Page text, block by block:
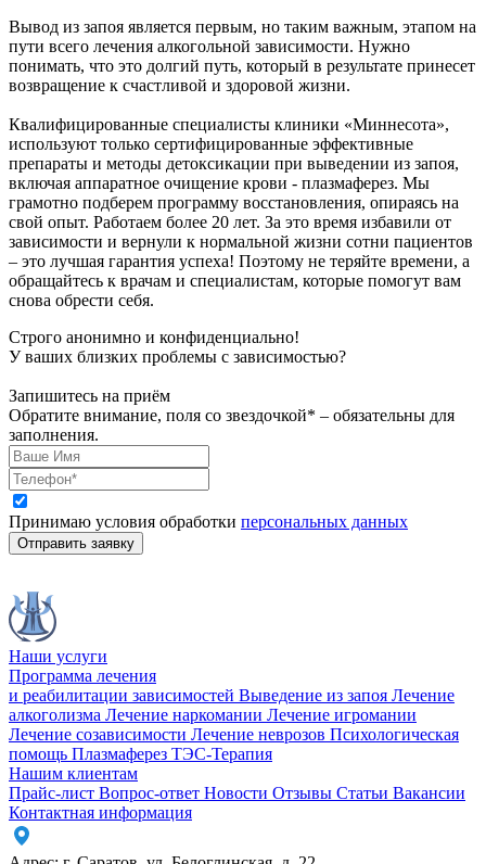
Вывод из запоя является первым, но таким важным, этапом на
пути всего лечения алкогольной зависимости. Нужно
понимать, что это долгий путь, который в результате принесет
возвращение к счастливой и здоровой жизни.
Квалифицированные специалисты клиники «Миннесота»,
используют только сертифицированные эффективные
препараты и методы детоксикации при выведении из запоя,
включая аппаратное очищение крови - плазмаферез. Мы
грамотно подберем программу восстановления, опираясь на
свой опыт. Работаем более 20 лет. За это время избавили от
зависимости и вернули к нормальной жизни сотни пациентов
– это лучшая гарантия успеха! Поэтому не теряйте времени, а
обращайтесь к врачам и специалистам, которые помогут вам
снова обрести себя.
Строго анонимно и конфиденциально!
У ваших близких проблемы с зависимостью?
Запишитесь на приём
Обратите внимание, поля со звездочкой* – обязательны для
заполнения.
Принимаю условия обработки персональных данных
Отправить заявку
Наши услуги
Программа лечения
и реабилитации зависимостей Выведение из запоя Лечение
алкоголизма Лечение наркомании Лечение игромании
Лечение созависимости Лечение неврозов Психологическая
помощь Плазмаферез ТЭС-Терапия
Нашим клиентам
Прайс-лист Вопрос-ответ Новости Отзывы Статьи Вакансии
Контактная информация